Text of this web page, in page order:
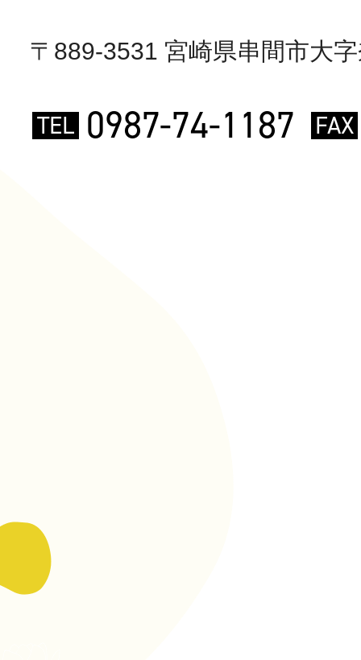
〒889-3531 宮崎県串間市大
TEL 0987-74-1187 FAX